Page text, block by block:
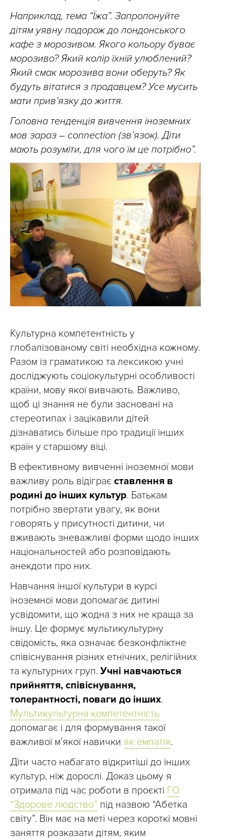
Наприклад, тема “Їжа”. Запропонуйте
дітям уявну подорож до лондонського
кафе з морозивом. Якого кольору буває
морозиво? Який колір їхній улюблений?
Який смак морозива вони оберуть? Як
будуть вітатися з продавцем? Усе мусить
мати прив’язку до життя.
Головна тенденція вивчення іноземних
мов зараз – connection (зв’язок). Діти
мають розуміти, для чого їм це потрібно”.
Культурна компетентність у
глобалізованому світі необхідна кожному.
Разом із граматикою та лексикою учні
досліджують соціокультурні особливості
країни, мову якої вивчають. Важливо,
щоб ці знання не були засновані на
стереотипах і зацікавили дітей
дізнаватись більше про традиції інших
країн у старшому віці.
В ефективному вивченні іноземної мови
важливу роль відіграє ставлення в
родині до інших культур. Батькам
потрібно звертати увагу, як вони
говорять у присутності дитини, чи
вживають зневажливі форми щодо інших
національностей або розповідають
анекдоти про них.
Навчання іншої культури в курсі
іноземної мови допомагає дитині
усвідомити, що жодна з них не краща за
іншу. Це формує мультикультурну
свідомість, яка означає безконфліктне
співіснування різних етнічних, релігійних
та культурних груп. Учні навчаються
прийняття, співіснування,
толерантності, поваги до інших.
Мультикультурна компетентність
допомагає і для формування такої
важливої м’якої навички як емпатія.
Діти часто набагато відкритіші до інших
культур, ніж дорослі. Доказ цьому я
отримала під час роботи в проєкті ГО
“Здорове людство” під назвою “Абетка
світу”. Він має на меті через короткі мовні
заняття розказати дітям, яким